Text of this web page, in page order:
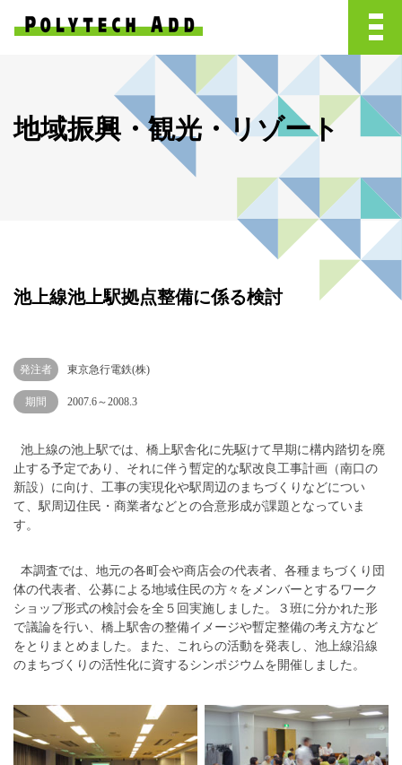
地域振興・観光・リゾート
池上線池上駅拠点整備に係る検討
発注者 東京急行電鉄(株)
期間 2007.6～2008.3
池上線の池上駅では、橋上駅舎化に先駆けて早期に構内踏切を廃
止する予定であり、それに伴う暫定的な駅改良工事計画（南口の
新設）に向け、工事の実現化や駅周辺のまちづくりなどについ
て、駅周辺住民・商業者などとの合意形成が課題となっていま
す。
本調査では、地元の各町会や商店会の代表者、各種まちづくり団
体の代表者、公募による地域住民の方々をメンバーとするワーク
ショップ形式の検討会を全５回実施しました。３班に分かれた形
で議論を行い、橋上駅舎の整備イメージや暫定整備の考え方など
をとりまとめました。また、これらの活動を発表し、池上線沿線
のまちづくりの活性化に資するシンポジウムを開催しました。